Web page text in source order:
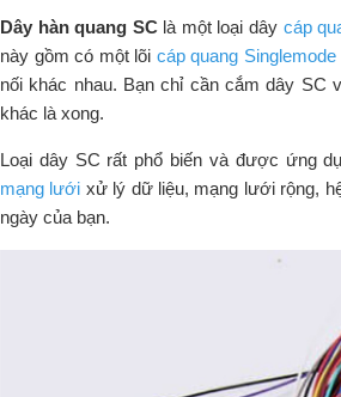
Dây hàn quang SClà một loại dây cáp
này gồm có một lõi cáp quang Singlemode
nối khác nhau. Bạn chỉ cần cắm dây SC
khác là xong.
Loại dây SC rất phổ biến và được ứng
mạng lưới xử lý dữ liệu, mạng lưới rộng,
ngày của bạn.